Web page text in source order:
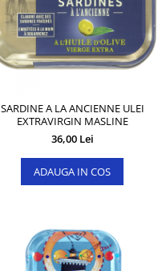
SARDINE A LA ANCIENNE ULEI
EXTRAVIRGIN MASLINE
36,00 Lei
ADAUGA IN COS